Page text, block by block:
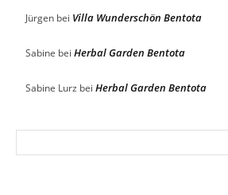
Jürgen bei Villa Wunderschön Bentota
Sabine bei Herbal Garden Bentota
Sabine Lurz bei Herbal Garden Bentota